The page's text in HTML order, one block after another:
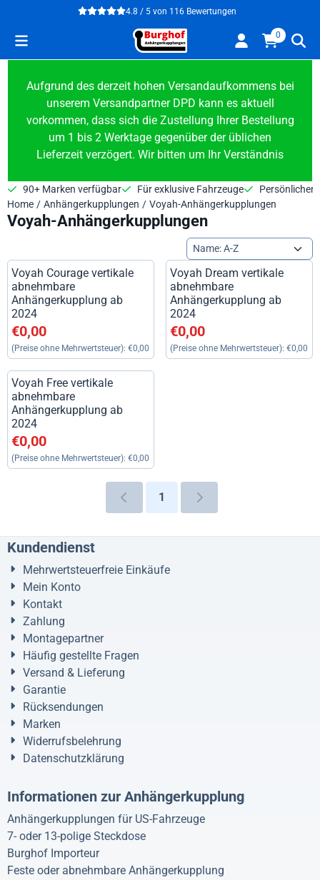
Cookie-Einstellungen verfügbar. Einstellungen wählen oder alle
4.8 / 5 von 116 Bewertungen
0
Aufgrund des derzeit hohen Versandaufkommens bei
unserem Versandpartner DPD kann es aktuell
vorkommen, dass sich die Zustellung Ihrer Bestellung
um 1 bis 2 Werktage gegenüber der üblichen
Lieferzeit verzögert. Wir bitten um Ihr Verständnis
90+ Marken verfügbar Für exklusive Fahrzeuge
Persönlicher
Home / Anhängerkupplungen / Voyah-Anhängerkupplungen
Voyah-Anhängerkupplungen
Sortiermethode
Voyah Courage vertikale
abnehmbare
Anhängerkupplung ab
2024
Preis: 0,00, ohne MwSt.: 0,00
€0,00
(Preise ohne Mehrwertsteuer): €0,00
Voyah Dream vertikale
abnehmbare
Anhängerkupplung ab
2024
Preis: 0,00, ohne MwSt.: 0,00
€0,00
(Preise ohne Mehrwertsteuer): €0,00
Voyah Free vertikale
abnehmbare
Anhängerkupplung ab
2024
Preis: 0,00, ohne MwSt.: 0,00
€0,00
(Preise ohne Mehrwertsteuer): €0,00
1
Kundendienst
Mehrwertsteuerfreie Einkäufe
Mein Konto
Kontakt
Zahlung
Montagepartner
Häufig gestellte Fragen
Versand & Lieferung
Garantie
Rücksendungen
Marken
Widerrufsbelehrung
Datenschutzklärung
Informationen zur Anhängerkupplung
Anhängerkupplungen für US-Fahrzeuge
7- oder 13-polige Steckdose
Burghof Importeur
Feste oder abnehmbare Anhängerkupplung